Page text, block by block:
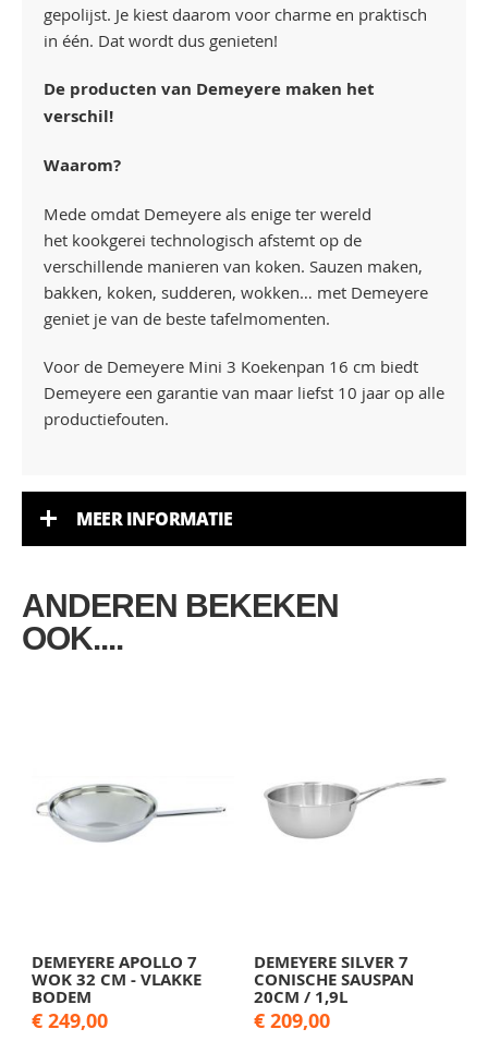
gepolijst. Je kiest daarom voor charme en praktisch
in één. Dat wordt dus genieten!
De producten van Demeyere maken het
verschil!
Waarom?
Mede omdat Demeyere als enige ter wereld
het kookgerei technologisch afstemt op de
verschillende manieren van koken. Sauzen maken,
bakken, koken, sudderen, wokken… met Demeyere
geniet je van de beste tafelmomenten.
Voor de Demeyere Mini 3 Koekenpan 16 cm biedt
Demeyere een garantie van maar liefst 10 jaar op alle
productiefouten.
MEER INFORMATIE
ANDEREN BEKEKEN
OOK....
DEMEYERE APOLLO 7
WOK 32 CM - VLAKKE
BODEM
€ 249,00
DEMEYERE SILVER 7
CONISCHE SAUSPAN
20CM / 1,9L
€ 209,00